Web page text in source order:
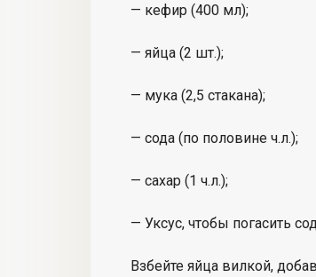
— кефир (400 мл);
— яйца (2 шт.);
— мука (2,5 стакана);
— сода (по половине ч.л.);
— сахар (1 ч.л.);
— Уксус, чтобы погасить
Взбейте яйца вилкой,